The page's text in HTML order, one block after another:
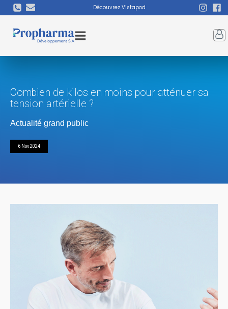
Découvrez Vistapod
Combien de kilos en moins pour atténuer sa
tension artérielle ?
Actualité grand public
6 Nov 2024